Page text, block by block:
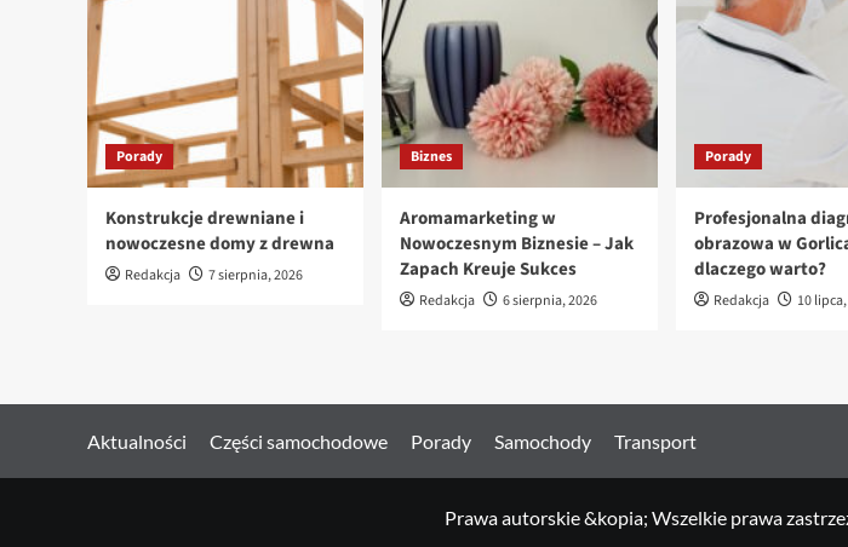
Porady
Konstrukcje drewniane i
nowoczesne domy z drewna
Redakcja 7 sierpnia, 2026
Biznes
Aromamarketing w
Nowoczesnym Biznesie – Jak
Zapach Kreuje Sukces
Redakcja 6 sierpnia, 2026
Porady
Profesjonalna
obrazowa w
dlaczego warto?
Redakcja 10
Aktualności Części samochodowe Porady Samochody Transport
Prawa autorskie &kopia; Wszelkie prawa